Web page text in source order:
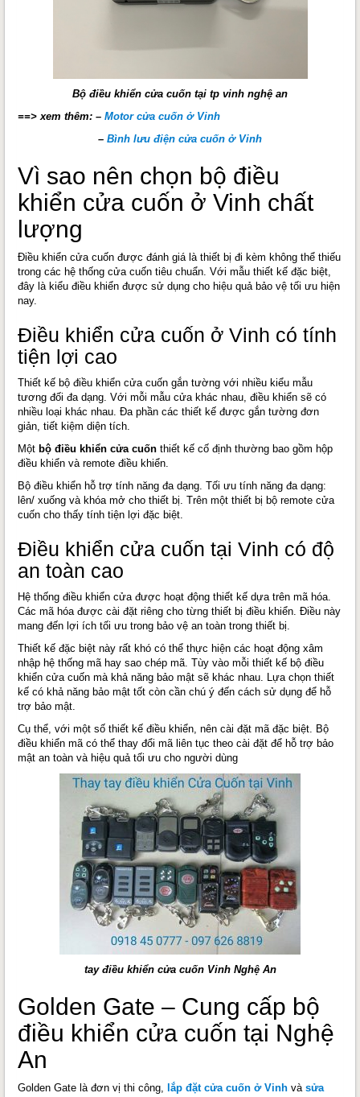
Bộ điều khiển cửa cuốn tại tp vinh nghệ an
==> xem thêm: – Motor cửa cuốn ở Vinh
– Bình lưu điện cửa cuốn ở Vinh
Vì sao nên chọn bộ điều
khiển cửa cuốn ở Vinh chất
lượng
Điều khiển cửa cuốn được đánh giá là thiết bị đi kèm không thể thiếu
trong các hệ thống cửa cuốn tiêu chuẩn. Với mẫu thiết kế đặc biệt,
đây là kiểu điều khiển được sử dụng cho hiệu quả bảo vệ tối ưu hiện
nay.
Điều khiển cửa cuốn ở Vinh có tính
tiện lợi cao
Thiết kế bộ điều khiển cửa cuốn gắn tường với nhiều kiểu mẫu
tương đối đa dạng. Với mỗi mẫu cửa khác nhau, điều khiển sẽ có
nhiều loại khác nhau. Đa phần các thiết kế được gắn tường đơn
giản, tiết kiệm diện tích.
Một bộ điều khiển cửa cuốn thiết kế cố định thường bao gồm hộp
điều khiển và remote điều khiển.
Bộ điều khiển hỗ trợ tính năng đa dạng. Tối ưu tính năng đa dạng:
lên/ xuống và khóa mở cho thiết bị. Trên một thiết bị bộ remote cửa
cuốn cho thấy tính tiện lợi đặc biệt.
Điều khiển cửa cuốn tại Vinh có độ
an toàn cao
Hệ thống điều khiển cửa được hoạt động thiết kế dựa trên mã hóa.
Các mã hóa được cài đặt riêng cho từng thiết bị điều khiển. Điều này
mang đến lợi ích tối ưu trong bảo vệ an toàn trong thiết bị.
Thiết kế đặc biệt này rất khó có thể thực hiện các hoạt động xâm
nhập hệ thống mã hay sao chép mã. Tùy vào mỗi thiết kế bộ điều
khiển cửa cuốn mà khả năng bảo mật sẽ khác nhau. Lựa chọn thiết
kế có khả năng bảo mật tốt còn cần chú ý đến cách sử dụng để hỗ
trợ bảo mật.
Cụ thể, với một số thiết kế điều khiển, nên cài đặt mã đặc biệt. Bộ
điều khiển mã có thể thay đổi mã liên tục theo cài đặt để hỗ trợ bảo
mật an toàn và hiệu quả tối ưu cho người dùng
tay điều khiển cửa cuốn Vinh Nghệ An
Golden Gate – Cung cấp bộ
điều khiển cửa cuốn tại Nghệ
An
Golden Gate là đơn vị thi công, lắp đặt cửa cuốn ở Vinh và sửa